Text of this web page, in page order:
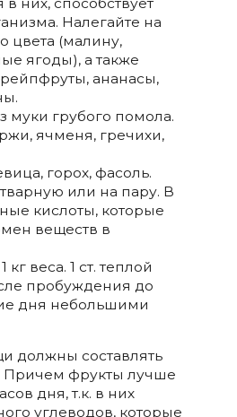
Налегайте на
цвета (малину,
ягоды), а также
ананасы,
муки грубого помола.
ячменя, гречихи,
горох, фасоль.
или на пару. В
кислоты, которые
веществ в
кг веса. 1 ст. теплой
пробуждения до
дня небольшими
должны составлять
Причем фрукты лучше
дня, т.к. в них
углеводов, которые